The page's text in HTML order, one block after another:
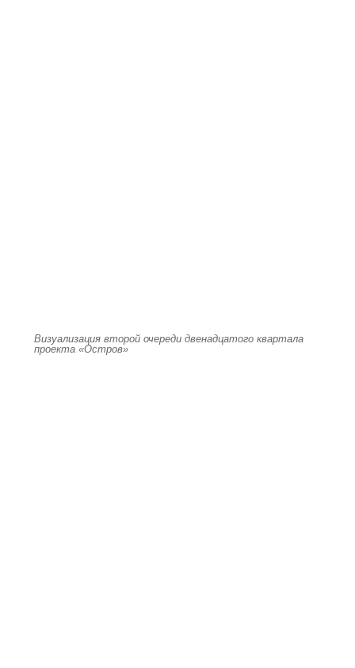
Визуализация второй очереди двенадцатого квартала
проекта «Остров»